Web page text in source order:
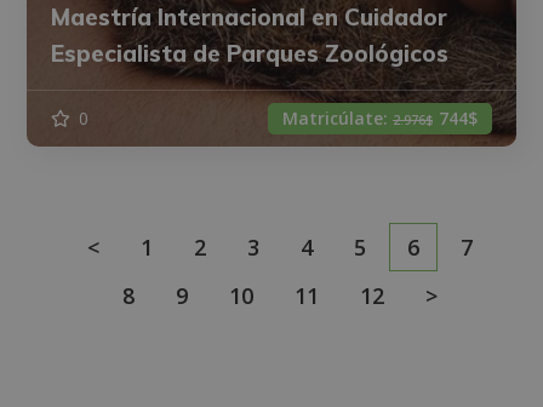
Maestría Internacional en Cuidador
Especialista de Parques Zoológicos
0 Matricúlate: 2.976$ 744$
< 1 2 3 4 5 6
7
8
9 10 11 12 >